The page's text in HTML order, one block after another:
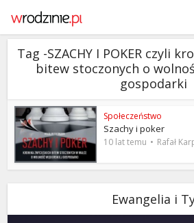
Tag -SZACHY I POKER czyli
bitew stoczonych o
gospodarki
Społeczeństwo
Szachy i poker
10 lat temu Rafał
Ewangelia i